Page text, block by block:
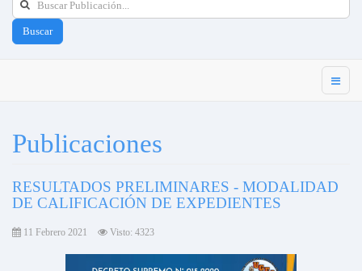
Buscar
Publicaciones
RESULTADOS PRELIMINARES - MODALIDAD
DE CALIFICACIÓN DE EXPEDIENTES
11 Febrero 2021 Visto: 4323